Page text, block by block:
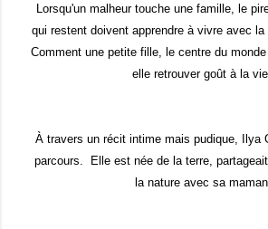
Lorsqu'un malheur touche une famille, le
qui restent doivent apprendre à vivre avec la
Comment une petite fille, le centre du
elle retrouver goût à la
À travers un récit intime mais pudique, Ilya
parcours. Elle est née de la terre,
la nature avec sa maman.